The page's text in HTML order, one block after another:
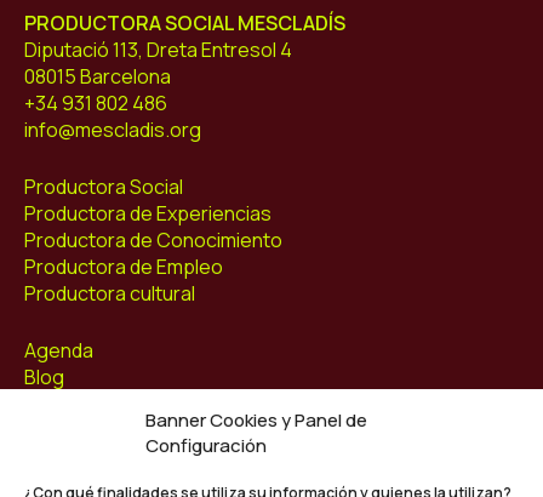
Banner Cookies y Panel de
Configuración
¿Con qué finalidades se utiliza su información y quienes la utilizan?
PRODUCTORA SOCIAL MESCLADÍS
Diputació 113, Dreta Entresol 4
08015 Barcelona
+34 931 802 486
info@mescladis.org
Productora Social
Productora de Experiencias
Productora de Conocimiento
Productora de Empleo
Productora cultural
Agenda
Blog